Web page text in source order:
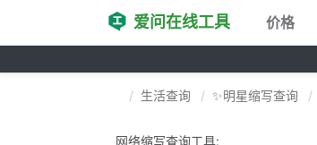
爱问在线工具 价格
生活查询 ✨明星缩写查询
网络缩写查询工具: